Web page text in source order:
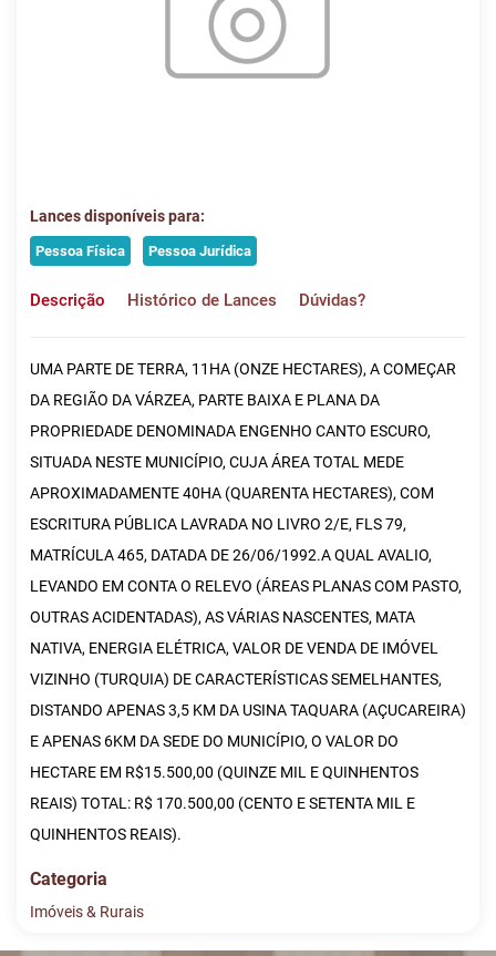
Lances disponíveis para:
Pessoa Física Pessoa Jurídica
Descrição Histórico de Lances Dúvidas?
UMA PARTE DE TERRA, 11HA (ONZE HECTARES), A COMEÇAR
DA REGIÃO DA VÁRZEA, PARTE BAIXA E PLANA DA
PROPRIEDADE DENOMINADA ENGENHO CANTO ESCURO,
SITUADA NESTE MUNICÍPIO, CUJA ÁREA TOTAL MEDE
APROXIMADAMENTE 40HA (QUARENTA HECTARES), COM
ESCRITURA PÚBLICA LAVRADA NO LIVRO 2/E, FLS 79,
MATRÍCULA 465, DATADA DE 26/06/1992.A QUAL AVALIO,
LEVANDO EM CONTA O RELEVO (ÁREAS PLANAS COM PASTO,
OUTRAS ACIDENTADAS), AS VÁRIAS NASCENTES, MATA
NATIVA, ENERGIA ELÉTRICA, VALOR DE VENDA DE IMÓVEL
VIZINHO (TURQUIA) DE CARACTERÍSTICAS SEMELHANTES,
DISTANDO APENAS 3,5 KM DA USINA TAQUARA (AÇUCAREIRA)
E APENAS 6KM DA SEDE DO MUNICÍPIO, O VALOR DO
HECTARE EM R$15.500,00 (QUINZE MIL E QUINHENTOS
REAIS) TOTAL: R$ 170.500,00 (CENTO E SETENTA MIL E
QUINHENTOS REAIS).
Categoria
Imóveis & Rurais